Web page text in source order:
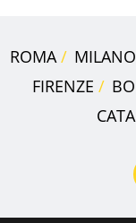
ROMA MILANO
FIRENZE